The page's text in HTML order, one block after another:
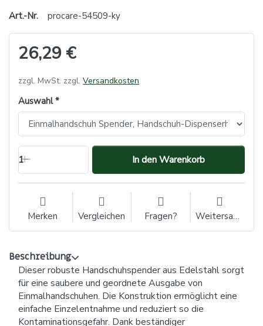
Art.-Nr.
procare-54509-ky
26,29 €
zzgl. MwSt. zzgl. Versandkosten
Auswahl
1 In den Warenkorb
Merken Vergleichen Fragen? Weitersagen
Beschreibung
Dieser robuste Handschuhspender aus Edelstahl sorgt
für eine saubere und geordnete Ausgabe von
Einmalhandschuhen. Die Konstruktion ermöglicht eine
einfache Einzelentnahme und reduziert so die
Kontaminationsgefahr. Dank beständiger